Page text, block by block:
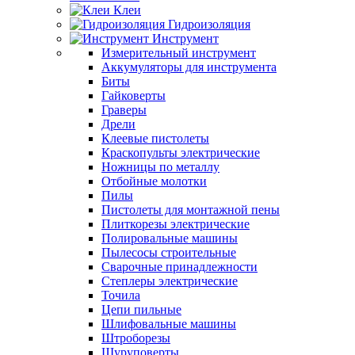
Клеи
Гидроизоляция
Инструмент
Измерительный инструмент
Аккумуляторы для инструмента
Биты
Гайковерты
Граверы
Дрели
Клеевые пистолеты
Краскопульты электрические
Ножницы по металлу
Отбойные молотки
Пилы
Пистолеты для монтажной пены
Плиткорезы электрические
Полировальные машины
Пылесосы строительные
Сварочные принадлежности
Степлеры электрические
Точила
Цепи пильные
Шлифовальные машины
Штроборезы
Шуруповерты